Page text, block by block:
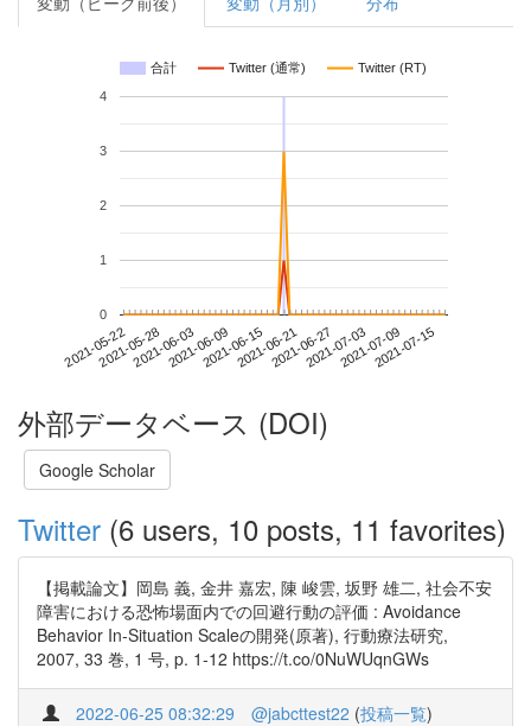
合計 Twitter (通常) Twitter (RT)
2021-05-222021-05-282021-06-032021-06-092021-06-152021-06-212021-06-272021-07-032021-07-092021-07-15
0
1
2
3
4
外部データベース (DOI)
Google Scholar
Twitter (6 users, 10 posts, 11 favorites)
【掲載論文】岡島 義, 金井 嘉宏, 陳 峻雲, 坂野 雄二, 社会不安
障害における恐怖場面内での回避行動の評価 : Avoidance
Behavior In-Situation Scaleの開発(原著), 行動療法研究,
2007, 33 巻, 1 号, p. 1-12 https://t.co/0NuWUqnGWs
2022-06-25 08:32:29 @jabcttest22 (投稿一覧)